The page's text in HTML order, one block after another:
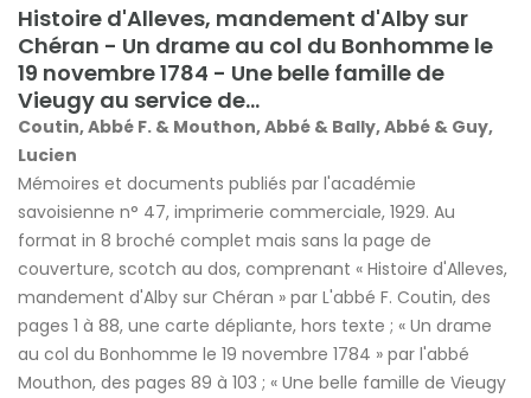
Histoire d'Alleves, mandement d'Alby sur
Chéran - Un drame au col du Bonhomme le
19 novembre 1784 - Une belle famille de
Vieugy au service de...
Coutin, Abbé F. & Mouthon, Abbé & Bally, Abbé & Guy,
Lucien
Mémoires et documents publiés par l'académie
savoisienne n° 47, imprimerie commerciale, 1929. Au
format in 8 broché complet mais sans la page de
couverture, scotch au dos, comprenant « Histoire d'Alleves,
mandement d'Alby sur Chéran » par L'abbé F. Coutin, des
pages 1 à 88, une carte dépliante, hors texte ; « Un drame
au col du Bonhomme le 19 novembre 1784 » par l'abbé
Mouthon, des pages 89 à 103 ; « Une belle famille de Vieugy